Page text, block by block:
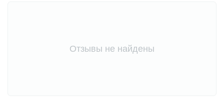
Отзывы не найдены